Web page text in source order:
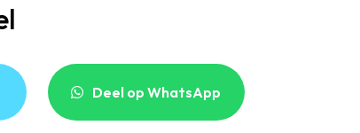
Deel op WhatsApp